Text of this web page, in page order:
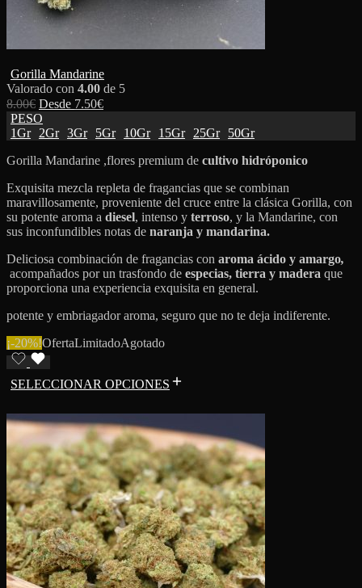
Gorilla Mandarine
Valorado con 4.00 de 5
8.00€ Desde 7.50€
PESO
1Gr
2Gr 3Gr 5Gr 10Gr 15Gr 25Gr
50Gr
Gorilla Mandarine ,flores premium de cultivo hidróponico
Exquisita mezcla repleta de fragancias que se combinan
maravillosamente, proveniente del cruce entre la clásica Gorilla, con
su potente aroma a diesel, intenso y terroso, y la Mandarine, con
sus inconfundibles notas de naranja y mandarina.
Deliciosa combinación de fragancias con aroma ácido y amargo,
acompañados por un trasfondo de especias, tierra y madera que
proporciona una experiencia exquisita en general.
potente y embriagador aroma, seguro que no te deja indiferente.
¡-20%!OfertaLimitadoAgotado
SELECCIONAR OPCIONES